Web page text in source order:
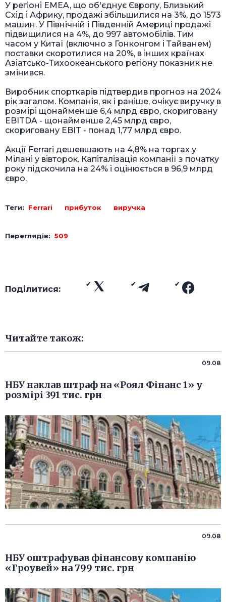
У регіоні EMEA, що об'єднує Європу, Близький
Схід і Африку, продажі збільшилися на 3%, до 1573
машин. У Північній і Південній Америці продажі
підвищилися на 4%, до 997 автомобілів. Тим
часом у Китаї (включно з Гонконгом і Тайванем)
поставки скоротилися на 20%, в інших країнах
Азіатсько-Тихоокеанського регіону показник не
змінився.
Виробник спорткарів підтвердив прогноз на 2024
рік загалом. Компанія, як і раніше, очікує виручку в
розмірі щонайменше 6,4 млрд євро, скориговану
EBITDA - щонайменше 2,45 млрд євро,
скориговану EBIT - понад 1,77 млрд євро.
Акції Ferrari дешевшають на 4,8% на торгах у
Мілані у вівторок. Капіталізація компанії з початку
року підскочила на 24% і оцінюється в 96,9 млрд
євро.
Теги: Ferrari прибуток виручка
Переглядів: 509
Поділитися:
Читайте також:
09.08
НБУ наклав штраф на «Роял Фінанс 1» у
розмірі 391 тис. грн
09.08
НБУ оштрафував фінансову компанію
«Гроувей» на 799 тис. грн